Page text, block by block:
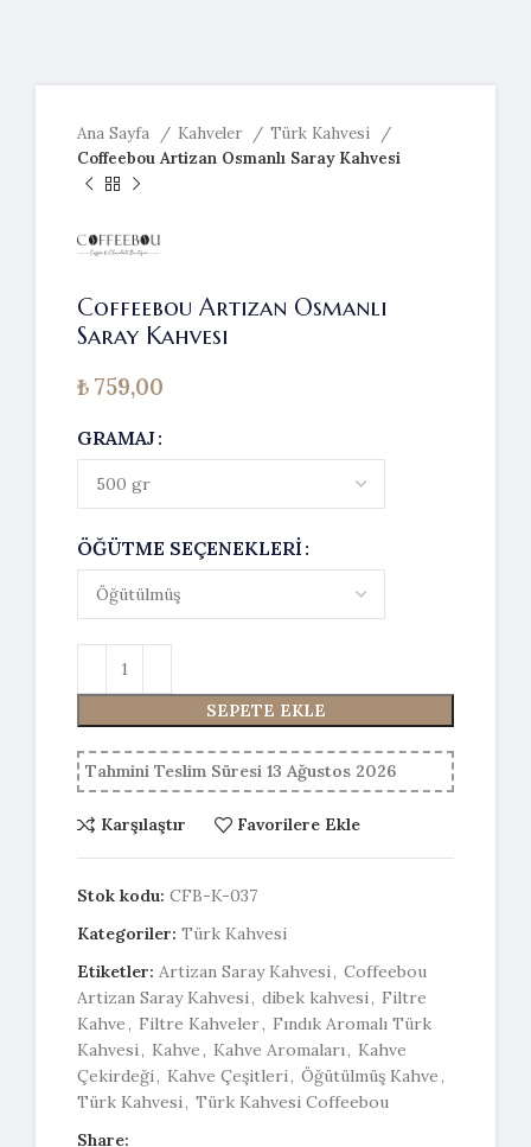
Ana Sayfa Kahveler
Türk Kahvesi
Coffeebou Artizan Osmanlı Saray Kahvesi
Coffeebou Artizan Osmanlı
Saray Kahvesi
₺ 759,00
GRAMAJ
ÖĞÜTME SEÇENEKLERI
SEPETE EKLE
Tahmini Teslim Süresi 13 Ağustos 2026
Karşılaştır Favorilere Ekle
Stok kodu: CFB-K-037
Kategoriler: Türk Kahvesi
Etiketler: Artizan Saray Kahvesi , Coffeebou
Artizan Saray Kahvesi , dibek kahvesi , Filtre
Kahve , Filtre Kahveler, Fındık Aromalı Türk
Kahvesi , Kahve , Kahve Aromaları , Kahve
Çekirdeği , Kahve Çeşitleri , Öğütülmüş Kahve ,
Türk Kahvesi , Türk Kahvesi Coffeebou
Share: